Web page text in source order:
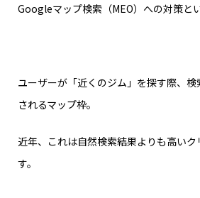
Googleマップ検索（MEO）への対策とい
ユーザーが「近くのジム」を探す際、
されるマップ枠。
近年、これは自然検索結果よりも高いク
す。